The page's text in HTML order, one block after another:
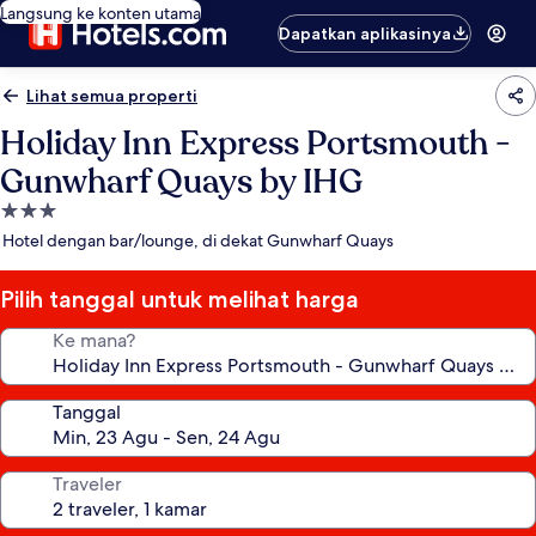
Langsung ke konten utama
Dapatkan aplikasinya
Lihat semua properti
Holiday Inn Express Portsmouth -
Gunwharf Quays by IHG
Properti
bintang
Hotel dengan bar/lounge, di dekat Gunwharf Quays
Pilih tanggal untuk melihat harga
Ke mana?
Tanggal
Traveler